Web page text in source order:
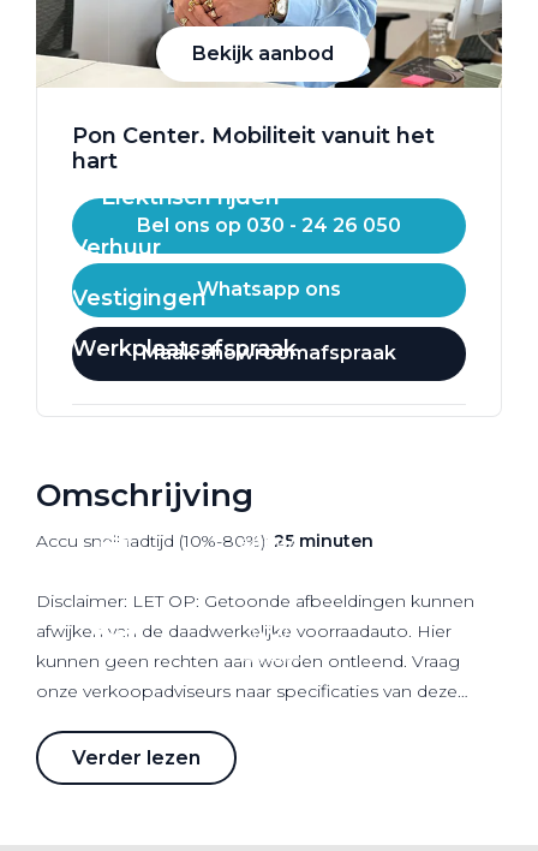
Bekijk aanbod
Elektrisch rijden
Verhuur
Vestigingen
Werkplaatsafspraak
Pon Center. Mobiliteit vanuit het
hart
Bel ons op 030 - 24 26 050
Whatsapp ons
Maak showroomafspraak
Omschrijving
Accu snellaadtijd (10%-80%): 25 minuten
Disclaimer: LET OP: Getoonde afbeeldingen kunnen
afwijken van de daadwerkelijke voorraadauto. Hier
kunnen geen rechten aan worden ontleend. Vraag
onze verkoopadviseurs naar specificaties van deze
Verder lezen